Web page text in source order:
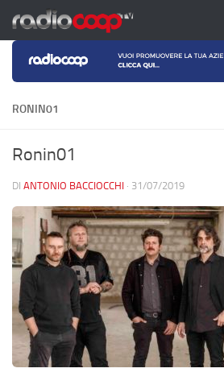
Salta al contenuto
RONIN01
Ronin01
DI ANTONIO BACCIOCCHI · 31/07/2019